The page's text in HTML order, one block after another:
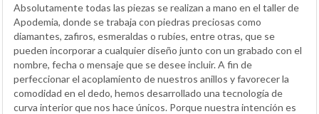
Absolutamente todas las piezas se realizan a mano en el taller de
Apodemia, donde se trabaja con piedras preciosas como
diamantes, zafiros, esmeraldas o rubíes, entre otras, que se
pueden incorporar a cualquier diseño junto con un grabado con el
nombre, fecha o mensaje que se desee incluir. A fin de
perfeccionar el acoplamiento de nuestros anillos y favorecer la
comodidad en el dedo, hemos desarrollado una tecnología de
curva interior que nos hace únicos. Porque nuestra intención es